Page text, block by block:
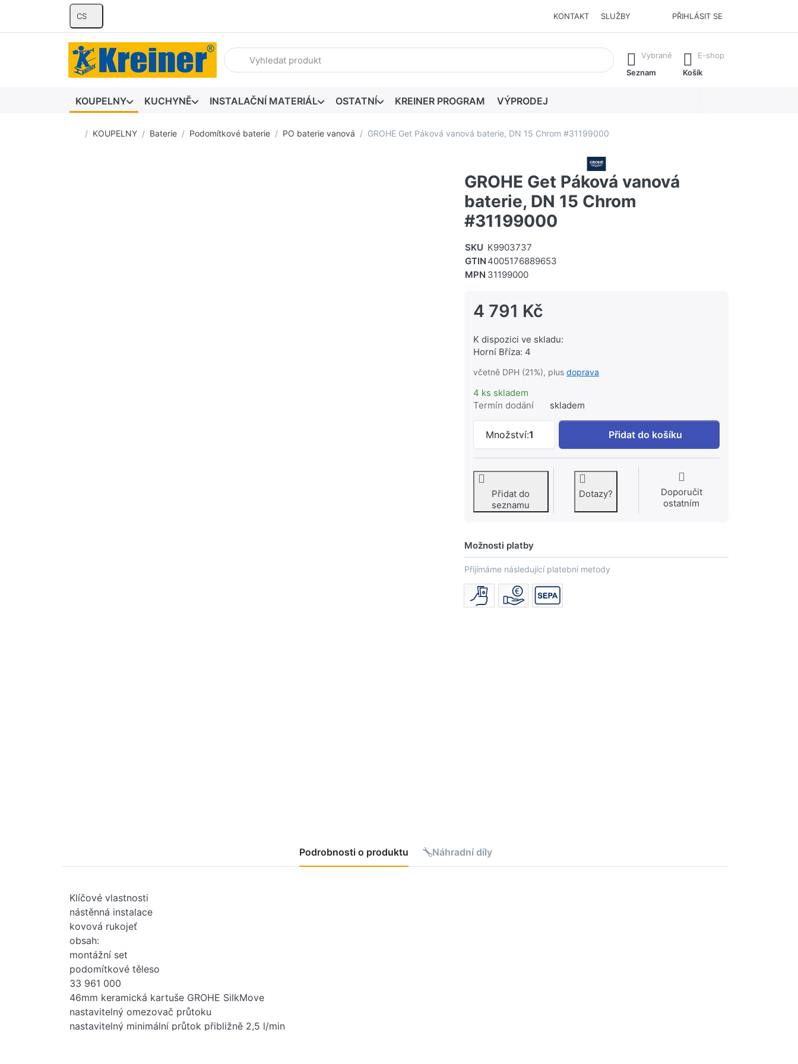
CS KONTAKT SLUŽBY PŘIHLÁSIT SE
Zadejte hledaný výraz. První výsledky se zobrazí automaticky při zadávání. Stisknutím klávesy Enter vyvoláte všechny výsledky.
Vybrané
Seznam
E-shop
Košík
KOUPELNY KUCHYNĚ INSTALAČNÍ MATERIÁL OSTATNÍ KREINER PROGRAM VÝPRODEJ
Domovská stránka
KOUPELNY Baterie Podomítkové baterie PO baterie vanová GROHE Get Páková vanová baterie, DN 15 Chrom #31199000
GROHE Get Páková vanová
baterie, DN 15 Chrom
#31199000
SKU K9903737
GTIN 4005176889653
MPN 31199000
4 791 Kč
K dispozici ve skladu:
Horní Bříza: 4
včetně DPH (21%), plus doprava
4 ks skladem
Termín dodání
skladem
Množství:1
GROHE Get Páková vanová baterie, DN 15 Chrom
Přidat do košíku
Přidat do
seznamu
Dotazy?
Doporučit
ostatním
Možnosti platby
Přijímáme následující platební metody
Podrobnosti o produktu Náhradní díly
Klíčové vlastnosti
nástěnná instalace
kovová rukojeť
obsah:
montážní set
podomítkové těleso
33 961 000
46mm keramická kartuše GROHE SilkMove
nastavitelný omezovač průtoku
nastavitelný minimální průtok přibližně 2,5 l/min